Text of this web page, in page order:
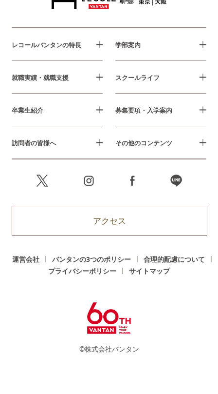
レコールバンタンの特長 学部案内
就職実績・就職支援 スクールライフ
卒業生紹介 募集要項・入学案内
訪問者の皆様へ その他のコンテンツ
アクセス
運営会社 バンタンの3つのポリシー
合理的配慮について
プライバシーポリシー
サイトマップ
©株式会社バンタン